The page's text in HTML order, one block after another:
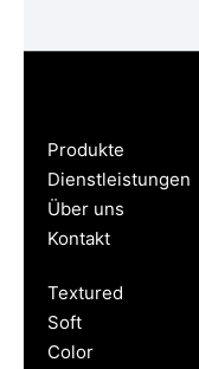
Produkte
Dienstleistungen
Über uns
Kontakt
Textured
Soft
Color